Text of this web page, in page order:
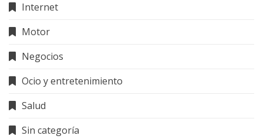
Internet
Motor
Negocios
Ocio y entretenimiento
Salud
Sin categoría